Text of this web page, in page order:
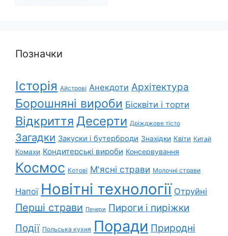
Позначки
Історія Айстрові Анекдоти Архітектура
Борошняні вироби Бісквіти і торти
Відкриття Десерти Дріжджове тісто
Загадки Закуски і бутерброди Знахідки Квіти Китай
Комахи Кондитерські вироби Консервування
Космос Котові М'ясні страви Молочні страви
Напої Новітні технології Отруйні
Перші страви Печери Пироги і пиріжки
Події Польська кухня Поради Природні